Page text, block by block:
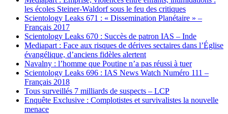
les écoles Steiner-Waldorf sous le feu des critiques
Scientology Leaks 671 : « Dissemination Planétaire » –
Français 2017
Scientology Leaks 670 : Succès de patron IAS – Inde
Mediapart : Face aux risques de dérives sectaires dans l’Église
évangélique, d’anciens fidèles alertent
Navalny : l’homme que Poutine n’a pas réussi à tuer
Scientology Leaks 696 : IAS News Watch Numéro 111 –
Français 2018
Tous surveillés 7 milliards de suspects – LCP
Enquête Exclusive : Complotistes et survivalistes la nouvelle
menace